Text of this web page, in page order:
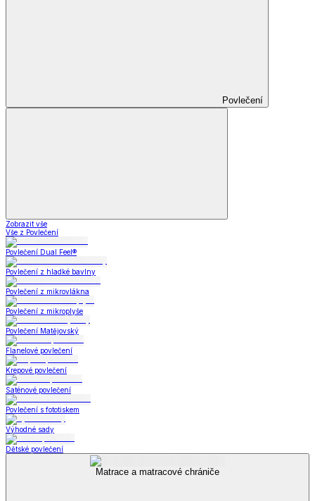
Povlečení
Zobrazit vše
Vše z Povlečení
Povlečení Dual Feel®
Povlečení z hladké bavlny
Povlečení z mikrovlákna
Povlečení z mikroplyše
Povlečení Matějovský
Flanelové povlečení
Krepové povlečení
Saténové povlečení
Povlečení s fototiskem
Výhodné sady
Dětské povlečení
Matrace a matracové chrániče